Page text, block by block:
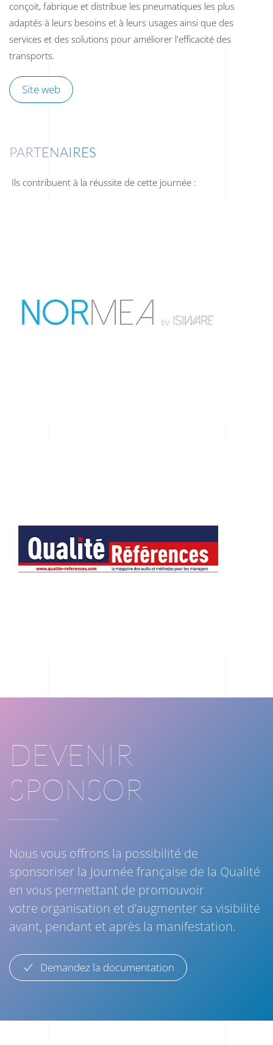
conçoit, fabrique et distribue les pneumatiques les plus
adaptés à leurs besoins et à leurs usages ainsi que des
services et des solutions pour améliorer l'efficacité des
transports.
Site web
PARTENAIRES
Ils contribuent à la réussite de cette journée :
DEVENIR
SPONSOR
Nous vous offrons la possibilité de
sponsoriser la Journée française de la Qualité
en vous permettant de promouvoir
votre organisation et d’augmenter sa visibilité
avant, pendant et après la manifestation.
Demandez la documentation